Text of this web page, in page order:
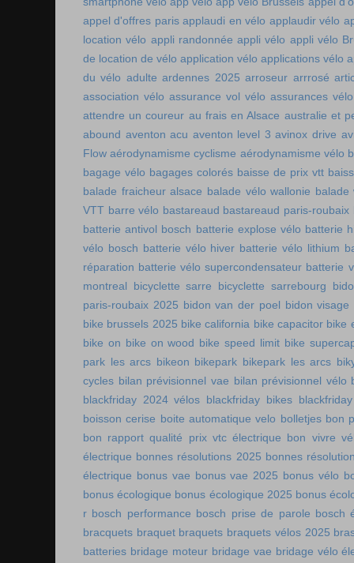
appel d'offres paris applaudi en vélo applaudir vélo
location vélo appli randonnée appli vélo appli vélo
de location de vélo application vélo applications vélo
du vélo adulte ardennes 2025 arroseur arrrosé
association vélo assurance vol vélo assurances vélo
attendre un coureur au frais en Alsace australie et
abound aventon acu aventon level 3 avinox drive
Flow aérodynamisme cyclisme aérodynamisme vélo
bagage vélo bagages colorés baisse de prix vtt
balade fraicheur alsace balade vélo wallonie balade
VTT barre vélo bastareaud bastareaud paris-roubaix
batterie antivol bosch batterie explose vélo batterie
vélo bosch batterie vélo hiver batterie vélo lithium
réparation batterie vélo supercondensateur batterie
montreal
bicyclette sarre bicyclette sarrebourg
paris-roubaix 2025 bidon van der poel bidon visage
bike brussels 2025 bike california bike capacitor bike
bike on bike on wood bike speed limit bike
park les arcs bikeon bikepark bikepark les arcs
cycles bilan prévisionnel vae bilan prévisionnel vélo
blackfriday 2024 vélos blackfriday bikes
boisson cerise boite automatique velo bolletjes bon
bon rapport qualité prix vtc électrique bon vivre
électrique bonnes résolutions 2025 bonnes
électrique bonus vae bonus vae 2025 bonus vélo
bonus écologique bonus écologique 2025 bonus
r bosch performance bosch prise de parole bosch
bracquets braquet braquets braquets vélos 2025
batteries bridage moteur bridage vae bridage vélo